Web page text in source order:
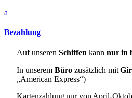
a
Bezahlung
Auf unseren Schiffen kann nur in
In unserem Büro zusätzlich mit
„American Express“)
Kartenzahlung nur von April-